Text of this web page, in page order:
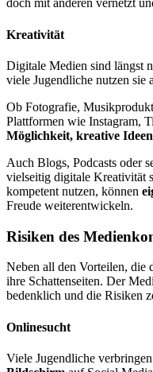
doch mit anderen vernetzt
Kreativität
Digitale Medien sind längst
viele Jugendliche nutzen sie
Ob Fotografie,
Plattformen wie Instagram,
Möglichkeit, kreative
Auch Blogs, Podcasts oder
vielseitig digitale Kreativität
kompetent nutzen, können
Freude weiterentwickeln.
Risiken des
Neben all den Vorteilen, die
ihre Schattenseiten. Der
bedenklich und die Risiken
Onlinesucht
Viele Jugendliche verbringen